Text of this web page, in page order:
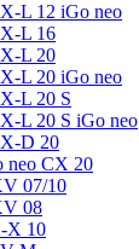
L 12 iGo neo
L 16
L 20
L 20 iGo neo
L 20 S
L 20 S iGo neo
D 20
neo CX 20
07/10
08
X 10